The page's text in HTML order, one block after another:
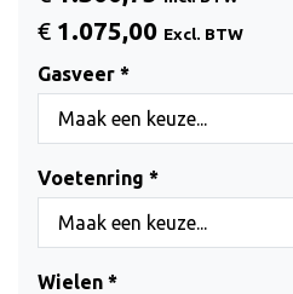
€ 1.075,00 Excl. BTW
Gasveer *
Maak een keuze...
Voetenring *
Maak een keuze...
Wielen *